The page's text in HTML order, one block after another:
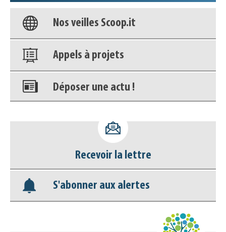
Nos veilles Scoop.it
Appels à projets
Déposer une actu !
déconnecter)
Base documentaire
Nos veilles Scoop.it
Recevoir la lettre
S'abonner aux alertes